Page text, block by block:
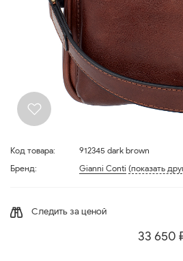
Код товара:
912345 dark brown
Бренд:
Gianni Conti (показать
Следить за ценой
33 650